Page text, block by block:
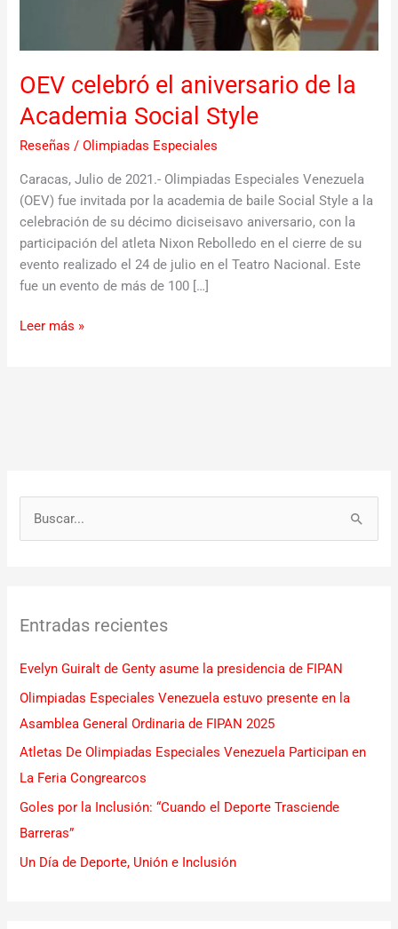
OEV celebró el aniversario de la
Academia Social Style
Reseñas /Olimpiadas Especiales
Caracas, Julio de 2021.- Olimpiadas Especiales Venezuela
(OEV) fue invitada por la academia de baile Social Style a la
celebración de su décimo diciseisavo aniversario, con la
participación del atleta Nixon Rebolledo en el cierre de su
evento realizado el 24 de julio en el Teatro Nacional. Este
fue un evento de más de 100 […]
Leer más »
a
p
o
r
:
Entradas recientes
Evelyn Guiralt de Genty asume la presidencia de FIPAN
Olimpiadas Especiales Venezuela estuvo presente en la
Asamblea General Ordinaria de FIPAN 2025
Atletas De Olimpiadas Especiales Venezuela Participan en
La Feria Congrearcos
Goles por la Inclusión: “Cuando el Deporte Trasciende
Barreras”
Un Día de Deporte, Unión e Inclusión